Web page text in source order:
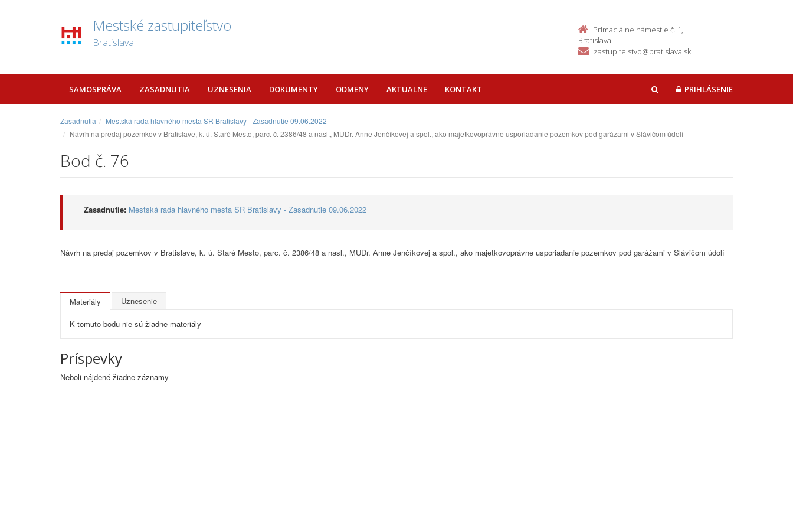
Mestské zastupiteľstvo
Bratislava
Primaciálne námestie č. 1,
Bratislava
zastupitelstvo@bratislava.sk
SAMOSPRÁVA ZASADNUTIA UZNESENIA DOKUMENTY ODMENY AKTUALNE KONTAKT HĽADAŤPRIHLÁSENIE
Zasadnutia
Mestská rada hlavného mesta SR Bratislavy - Zasadnutie 09.06.2022
Návrh na predaj pozemkov v Bratislave, k. ú. Staré Mesto, parc. č. 2386/48 a nasl., MUDr. Anne Jenčíkovej a spol., ako majetkovoprávne usporiadanie pozemkov pod garážami v Slávičom údolí
Bod č. 76
Zasadnutie: Mestská rada hlavného mesta SR Bratislavy - Zasadnutie 09.06.2022
Návrh na predaj pozemkov v Bratislave, k. ú. Staré Mesto, parc. č. 2386/48 a nasl., MUDr. Anne Jenčíkovej a spol., ako majetkovoprávne usporiadanie pozemkov pod garážami v Slávičom údolí
Materiály Uznesenie
K tomuto bodu nie sú žiadne materiály
Príspevky
Neboli nájdené žiadne záznamy